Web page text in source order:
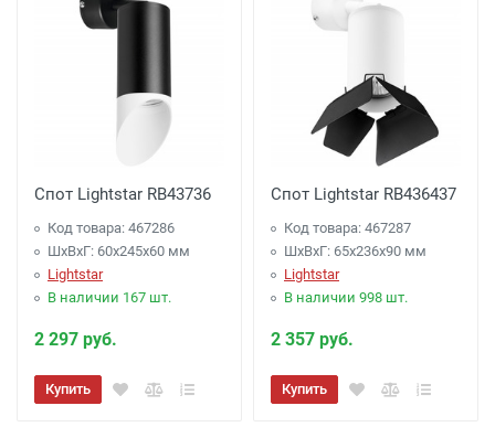
Спот Lightstar RB43736
Код товара: 467286
ШхВхГ: 60x245x60 мм
Lightstar
В наличии 167 шт.
2 297 руб.
Купить
Спот Lightstar RB436437
Код товара: 467287
ШхВхГ: 65x236x90 мм
Lightstar
В наличии 998 шт.
2 357 руб.
Купить